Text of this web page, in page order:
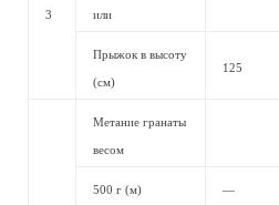
3 или
Прыжок в высоту
(см)
125
Метание гранаты
весом
500 г (м) —